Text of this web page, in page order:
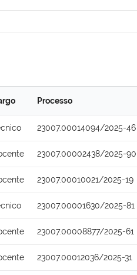
Processo
23007.00014094/2025-46
23007.00002438/2025-90
23007.00010021/2025-19
23007.00001630/2025-81
23007.00008877/2025-61
23007.00012036/2025-31